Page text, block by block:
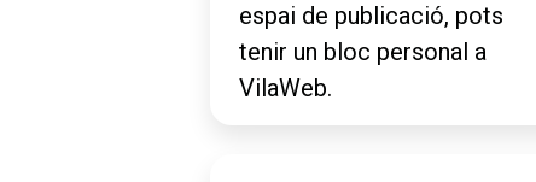
espai de publicació, pots
tenir un bloc personal a
VilaWeb.